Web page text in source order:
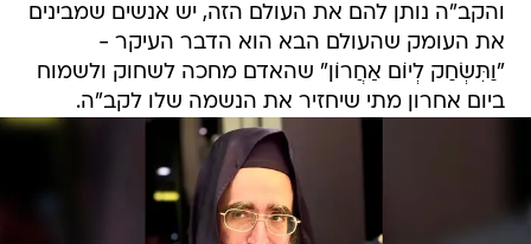
והקב"ה נותן להם את העולם הזה, יש אנשים שמבינים
את העומק שהעולם הבא הוא הדבר העיקר -
"וַתִּשְׂחַק לְיוֹם אַחֲרוֹן" שהאדם מחכה לשחוק ולשמוח
ביום אחרון מתי שיחזיר את הנשמה שלו לקב"ה.